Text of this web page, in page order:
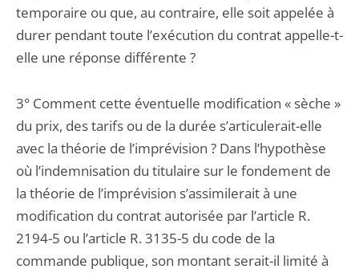
temporaire ou que, au contraire, elle soit appelée à
durer pendant toute l’exécution du contrat appelle-t-
elle une réponse différente ?
3° Comment cette éventuelle modification « sèche »
du prix, des tarifs ou de la durée s’articulerait-elle
avec la théorie de l’imprévision ? Dans l’hypothèse
où l’indemnisation du titulaire sur le fondement de
la théorie de l’imprévision s’assimilerait à une
modification du contrat autorisée par l’article R.
2194-5 ou l’article R. 3135-5 du code de la
commande publique, son montant serait-il limité à